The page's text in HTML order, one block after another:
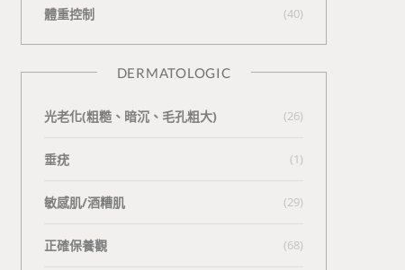
體重控制 (40)
DERMATOLOGIC
光老化(粗糙、暗沉、毛孔粗大) (26)
垂疣 (1)
敏感肌/酒糟肌 (29)
正確保養觀 (68)